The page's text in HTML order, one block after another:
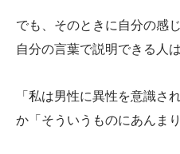
でも、そのときに自分の感
自分の言葉で説明できる人
「私は男性に異性を意識さ
か「そういうものにあんま